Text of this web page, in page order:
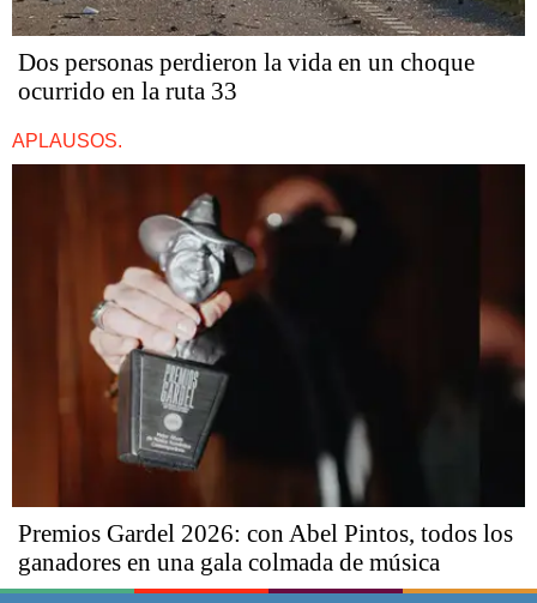
Dos personas perdieron la vida en un choque
ocurrido en la ruta 33
APLAUSOS.
Premios Gardel 2026: con Abel Pintos, todos los
ganadores en una gala colmada de música